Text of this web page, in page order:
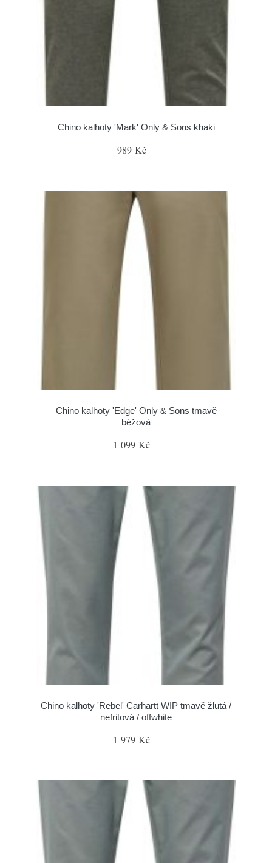
Chino kalhoty 'Mark' Only & Sons khaki
989 Kč
Chino kalhoty 'Edge' Only & Sons tmavě
béžová
1 099 Kč
Chino kalhoty 'Rebel' Carhartt WIP tmavě žlutá /
nefritová / offwhite
1 979 Kč